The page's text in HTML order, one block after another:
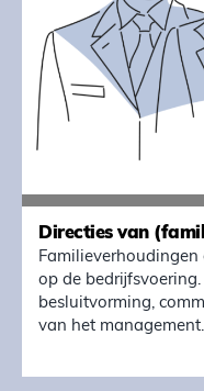
Directies van
Familieverhoudingen
op de
besluitvorming,
van het management.